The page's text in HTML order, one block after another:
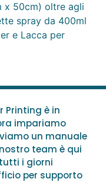
x 50cm) oltre agli
spray da 400ml
e Lacca per
Printing è in
impariamo
un manuale
team è qui
i giorni
per supporto